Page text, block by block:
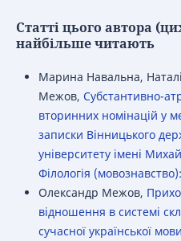
Статті цього автора
найбільше читають
Марина Навальна,
Межов, Субстантивно-
вторинних номінацій у
записки Вінницького
університету імені
Філологія
Олександр Межов,
відношення в системі
сучасної української